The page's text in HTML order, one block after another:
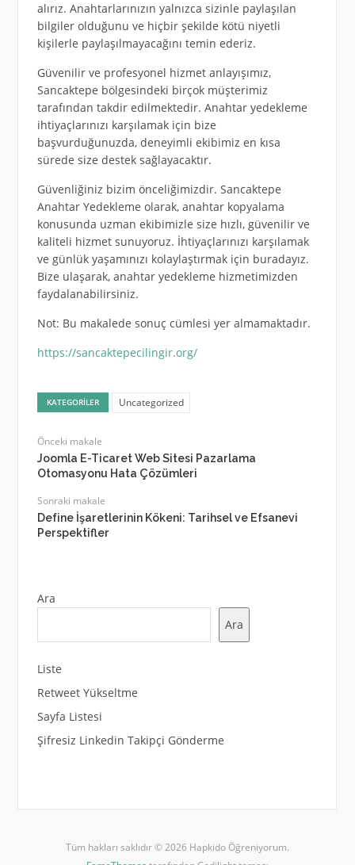
alırız. Anahtarlarınızın yalnızca sizinle paylaşılan
bilgiler olduğunu ve hiçbir şekilde kötü niyetli
kişilerle paylaşılmayacağını temin ederiz.
Güvenilir ve profesyonel hizmet anlayışımız,
Sancaktepe bölgesindeki birçok müşterimiz
tarafından takdir edilmektedir. Anahtar yedekleme
ihtiyaçlarınızı karşılamak için bize
başvurduğunuzda, deneyimli ekibimiz en kısa
sürede size destek sağlayacaktır.
Güvenliğiniz bizim önceliğimizdir. Sancaktepe
Anahtar Yedekleme olarak, anahtar kopyalama
konusunda uzman ekibimizle size hızlı, güvenilir ve
kaliteli hizmet sunuyoruz. İhtiyaçlarınızı karşılamak
ve günlük yaşamınızı kolaylaştırmak için buradayız.
Bize ulaşarak, anahtar yedekleme hizmetimizden
faydalanabilirsiniz.
Not: Bu makalede sonuç cümlesi yer almamaktadır.
https://sancaktepecilingir.org/
KATEGORILER Uncategorized
Önceki makale
Joomla E-Ticaret Web Sitesi Pazarlama
Otomasyonu Hata Çözümleri
Sonraki makale
Define İşaretlerinin Kökeni: Tarihsel ve Efsanevi
Perspektifler
Ara
Ara
Liste
Retweet Yükseltme
Sayfa Listesi
Şifresiz Linkedin Takipçi Gönderme
Tüm hakları saklıdır © 2026 Hapkido Öğreniyorum.